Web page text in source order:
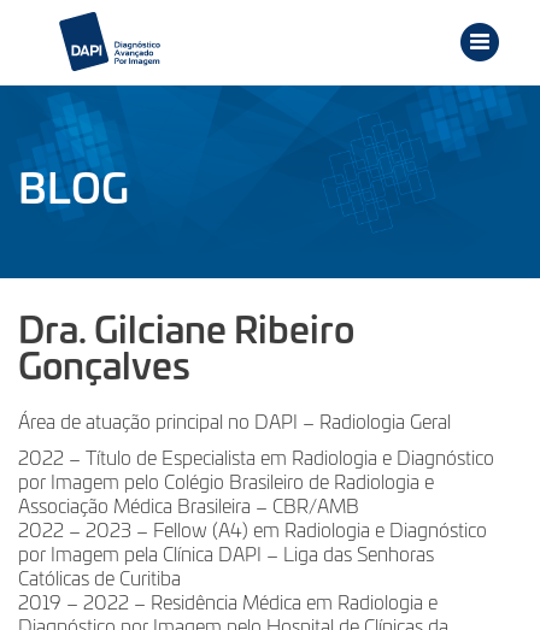
BLOG
Dra. Gilciane Ribeiro
Gonçalves
Área de atuação principal no DAPI – Radiologia Geral
2022 – Título de Especialista em Radiologia e Diagnóstico
por Imagem pelo Colégio Brasileiro de Radiologia e
Associação Médica Brasileira – CBR/AMB
2022 – 2023 – Fellow (A4) em Radiologia e Diagnóstico
por Imagem pela Clínica DAPI – Liga das Senhoras
Católicas de Curitiba
2019 – 2022 – Residência Médica em Radiologia e